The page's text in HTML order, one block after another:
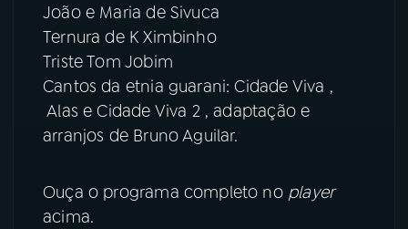
João e Maria de Sivuca
Ternura de K Ximbinho
Triste Tom Jobim
Cantos da etnia guarani: Cidade Viva ,
Alas e Cidade Viva 2 , adaptação e
arranjos de Bruno Aguilar.
Ouça o programa completo no player
acima.